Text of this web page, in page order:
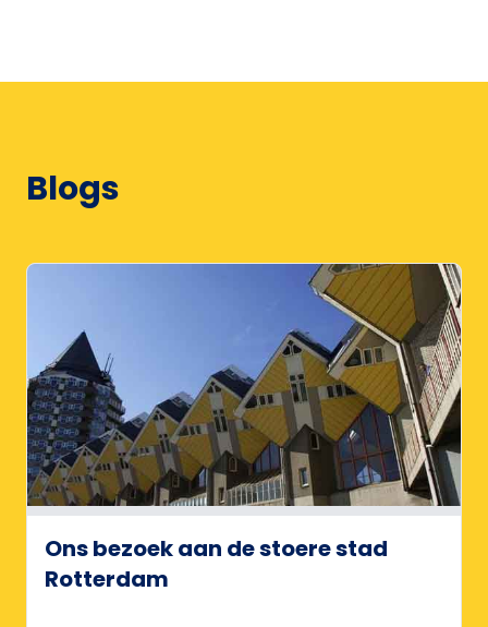
Blogs
Ons bezoek aan de stoere stad
Rotterdam